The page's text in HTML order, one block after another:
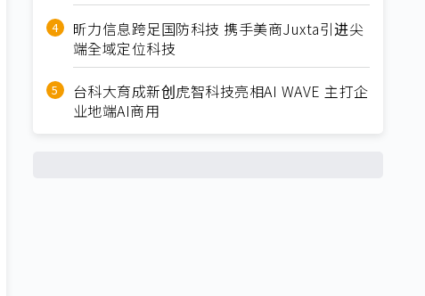
昕力信息跨足国防科技 携手美商Juxta引进尖
端全域定位科技
台科大育成新创虎智科技亮相AI WAVE 主打企
业地端AI商用